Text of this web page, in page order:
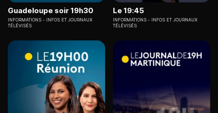
Guadeloupe soir 19h30
INFORMATIONS
INFOS ET JOURNAUX
TÉLÉVISÉS
Le 19:45
INFORMATIONS
INFOS ET JOURNAUX
TÉLÉVISÉS